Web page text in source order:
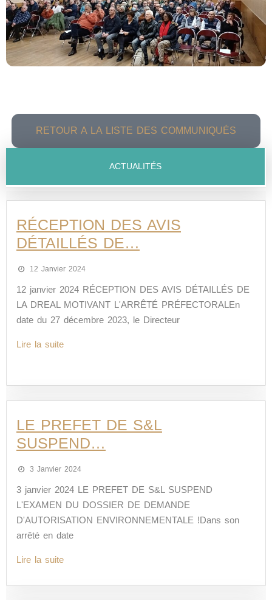
RETOUR A LA LISTE DES COMMUNIQUÉS
ACTUALITÉS
RÉCEPTION DES AVIS
DÉTAILLÉS DE…
12 Janvier 2024
12 janvier 2024 RÉCEPTION DES AVIS DÉTAILLÉS DE
LA DREAL MOTIVANT L'ARRÊTÉ PRÉFECTORALEn
date du 27 décembre 2023, le Directeur
Lire la suite
LE PREFET DE S&L
SUSPEND…
3 Janvier 2024
3 janvier 2024 LE PREFET DE S&L SUSPEND
L'EXAMEN DU DOSSIER DE DEMANDE
D'AUTORISATION ENVIRONNEMENTALE !Dans son
arrêté en date
Lire la suite